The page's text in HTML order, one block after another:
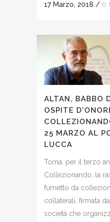
17 Marzo, 2018 / 0
ALTAN, BABBO
OSPITE
25 MARZO AL
LUCCA
Torna, per il terzo
Collezionando, la
fumetto da
collaterali, firmata
società che